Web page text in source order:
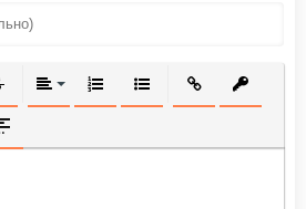
ВЫРАВНИВАНИЕ
НУМЕРОВАННЫЙ СПИСОК
МАРКИРОВАННЫЙ
ВСТАВИТЬ
ТЕКСТА
ЦИТАТЫСПОЙЛЕРА